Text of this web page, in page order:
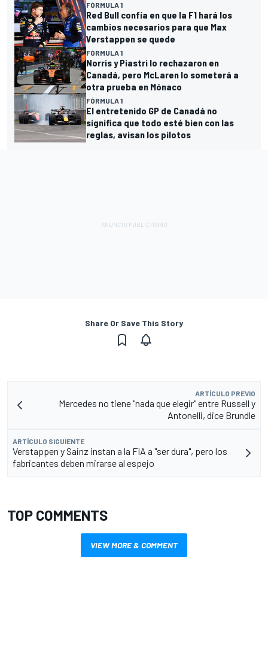
FÓRMULA 1
Red Bull confía en que la F1 hará los
cambios necesarios para que Max
Verstappen se quede
FÓRMULA 1
Norris y Piastri lo rechazaron en
Canadá, pero McLaren lo someterá a
otra prueba en Mónaco
FÓRMULA 1
El entretenido GP de Canadá no
significa que todo esté bien con las
reglas, avisan los pilotos
Share Or Save This Story
ARTÍCULO PREVIO
Mercedes no tiene "nada que elegir" entre Russell y
Antonelli, dice Brundle
ARTÍCULO SIGUIENTE
Verstappen y Sainz instan a la FIA a "ser dura", pero los
fabricantes deben mirarse al espejo
TOP COMMENTS
VIEW MORE & COMMENT